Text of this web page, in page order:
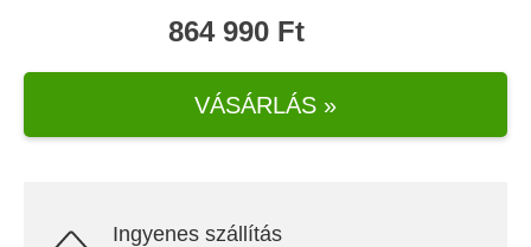
864 990 Ft
VÁSÁRLÁS »
Ingyenes szállítás